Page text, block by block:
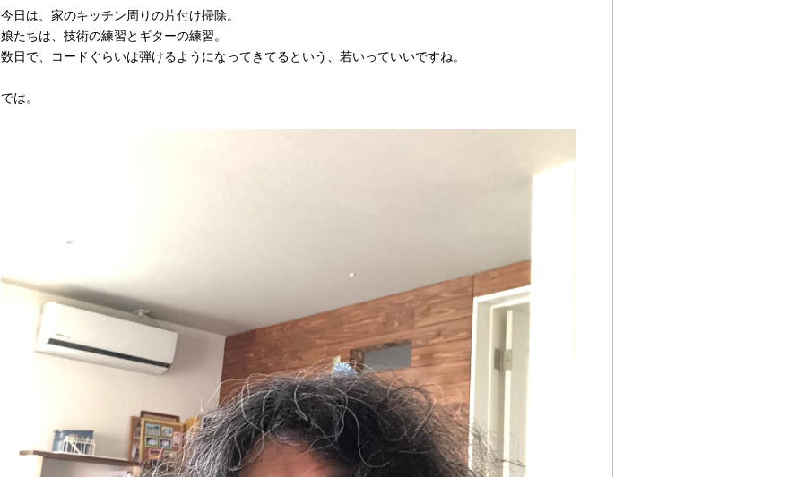
今日は、家のキッチン周りの片付け掃除。
娘たちは、技術の練習とギターの練習。
数日で、コードぐらいは弾けるようになってきてるという、若いっていいですね。
では。